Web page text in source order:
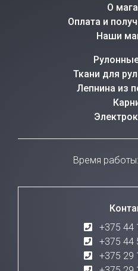
О
Оплата и
Наши
Ткани для
Лепнина из
Время
+375 44
+375 44
+375 29